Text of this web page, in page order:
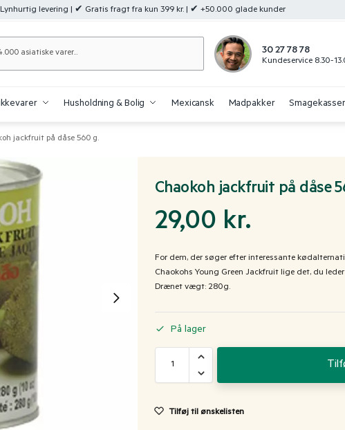
levering | ✔ Gratis fragt fra kun 399 kr. | ✔ +50.000 glade kunder
30 27 78 78
Kundeservice 8.30-
Husholdning & Bolig Mexicansk Madpakker Smagekasser
jackfruit på dåse 560 g.
Chaokoh jackfruit på dåse
29,00 kr.
For dem, der søger efter interessante
Chaokohs Young Green Jackfruit lige det, du leder
Drænet vægt: 280g.
På lager
Tilføj til ønskelisten